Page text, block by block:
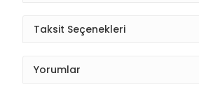
Taksit Seçenekleri
Yorumlar